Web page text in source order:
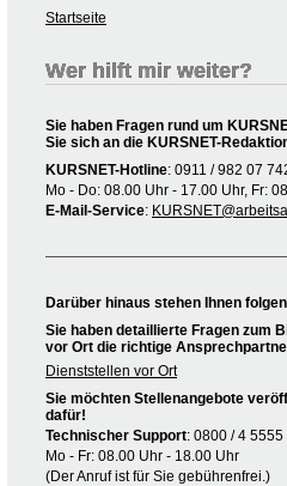
Startseite
Wer hilft mir weiter?
Sie haben Fragen rund um
Sie sich an die KURSNET-
KURSNET-Hotline: 0911 / 982 07
Mo - Do: 08.00 Uhr - 17.00 Uhr, Fr:
E-Mail-Service:
Darüber hinaus stehen Ihnen
Sie haben detaillierte Fragen zum
vor Ort die richtige
Dienststellen vor Ort
Sie möchten Stellenangebote
dafür!
Technischer Support: 0800 / 4 5555
Mo - Fr: 08.00 Uhr - 18.00 Uhr
(Der Anruf ist für Sie gebührenfrei.)